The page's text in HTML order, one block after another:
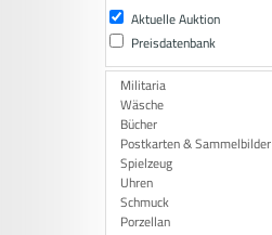
Aktuelle Auktion
Preisdatenbank
Militaria
Wäsche
Bücher
Postkarten & Sammelbilder
Spielzeug
Uhren
Schmuck
Porzellan